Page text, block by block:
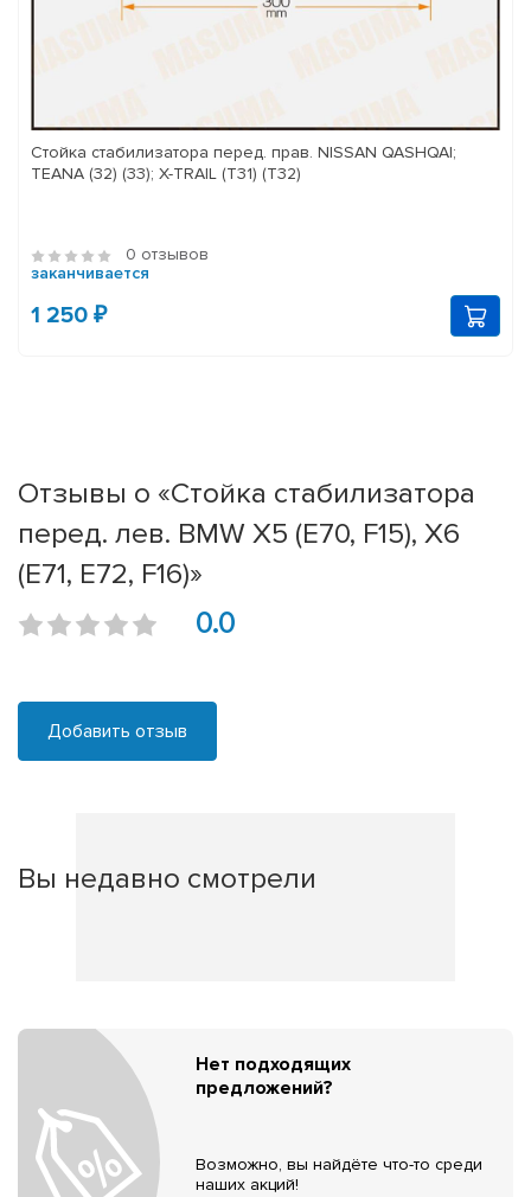
Стойка стабилизатора перед. прав. NISSAN QASHQAI;
TEANA (32) (33); X-TRAIL (T31) (T32)
0 отзывов
заканчивается
1 250 ₽
Отзывы о «Стойка стабилизатора
перед. лев. BMW X5 (E70, F15), X6
(E71, E72, F16)»
0.0
Добавить отзыв
Вы недавно смотрели
Нет подходящих
предложений?
Возможно, вы найдёте что-то среди
наших акций!